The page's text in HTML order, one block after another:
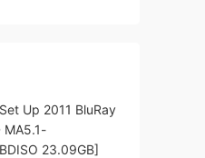
Up 2011 BluRay
MA5.1-
23.09GB]